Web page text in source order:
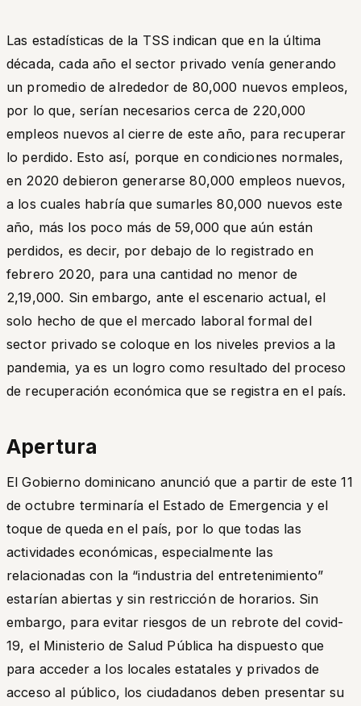
Las estadísticas de la TSS indican que en la última
década, cada año el sector privado venía generando
un promedio de alrededor de 80,000 nuevos empleos,
por lo que, serían necesarios cerca de 220,000
empleos nuevos al cierre de este año, para recuperar
lo perdido. Esto así, porque en condiciones normales,
en 2020 debieron generarse 80,000 empleos nuevos,
a los cuales habría que sumarles 80,000 nuevos este
año, más los poco más de 59,000 que aún están
perdidos, es decir, por debajo de lo registrado en
febrero 2020, para una cantidad no menor de
2,19,000. Sin embargo, ante el escenario actual, el
solo hecho de que el mercado laboral formal del
sector privado se coloque en los niveles previos a la
pandemia, ya es un logro como resultado del proceso
de recuperación económica que se registra en el país.
Apertura
El Gobierno dominicano anunció que a partir de este 11
de octubre terminaría el Estado de Emergencia y el
toque de queda en el país, por lo que todas las
actividades económicas, especialmente las
relacionadas con la “industria del entretenimiento”
estarían abiertas y sin restricción de horarios. Sin
embargo, para evitar riesgos de un rebrote del covid-
19, el Ministerio de Salud Pública ha dispuesto que
para acceder a los locales estatales y privados de
acceso al público, los ciudadanos deben presentar su